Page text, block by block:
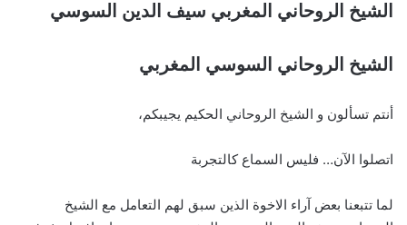
الشيخ الروحاني المغربي سيف الدين السوسي
الشيخ الروحاني السوسي المغربي
أنتم تسألون و الشيخ الروحاني الحكيم يجيبكم،
اتصلوا الآن… فليس السماع كالتجربة
لما تتبعنا بعض آراء الاخوة الذين سبق لهم التعامل مع الشيخ